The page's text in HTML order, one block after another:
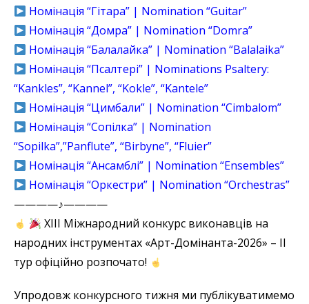
Номінація “Гітара” | Nomination “Guitar”
Номінація “Домра” | Nomination “Domra”
Номінація “Балалайка” | Nomination “Balalaika”
Номінація “Псалтері” | Nominations Psaltery:
“Kankles”, “Kannel”, “Kokle”, “Kantele”
Номінація “Цимбали” | Nomination “Cimbalom”
Номінація “Cопілка” | Nomination
“Sopilka”,”Panflute”, “Birbyne”, “Fluier”
Номінація “Ансамблі” | Nomination “Ensembles”
Номінація “Оркестри” | Nomination “Orchestras”
————♪————
XIII Міжнародний конкурс виконавців на
народних інструментах «Арт-Домінанта-2026» – ІІ
тур офіційно розпочато!
Упродовж конкурсного тижня ми публікуватимемо